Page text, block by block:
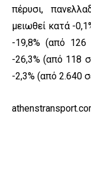
πέρυσι,
μειωθεί κατά -
-19,8% (από 126
-26,3% (από 118
-2,3% (από 2.640